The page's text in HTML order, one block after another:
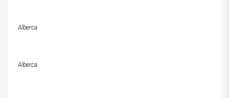
Alberca
Alberca